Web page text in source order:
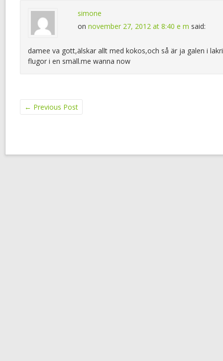
simone
on november 27, 2012 at 8:40 e m said:
damee va gott,älskar allt med kokos,och så är ja galen i
flugor i en smäll.me wanna now
← Previous Post